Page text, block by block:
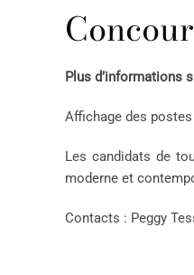
Plus d’informations
Affichage des
Les candidats de
moderne et
Contacts : Peggy